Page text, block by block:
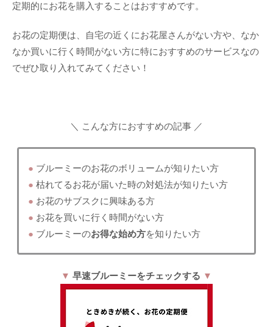
定期的にお花を購入することはおすすめです。
お花の定期便は、自宅の近くにお花屋さんがない方や、なか
なか買いに行く時間がない方に特におすすめのサービスなの
でぜひ取り入れてみてください！
＼ こんな方におすすめの記事 ／
● ブルーミーのお花のボリュームが知りたい方
● 枯れてるお花が届いた時の対処法が知りたい方
● お花のサブスクに興味ある方
● お花を買いに行く時間がない方
● ブルーミーのお得な始め方を知りたい方
▼ 早速ブルーミーをチェックする ▼